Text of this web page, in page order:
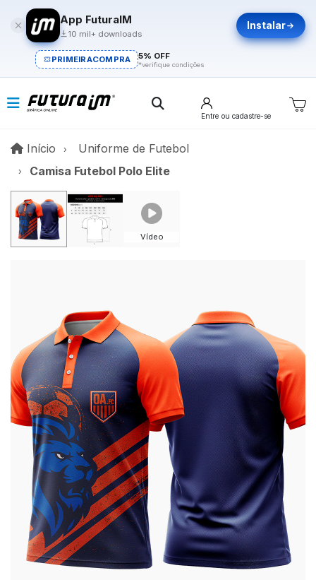
App FuturaIM
10 mil+ downloads
Instalar
PRIMEIRACOMPRA 5% OFF
*verifique condições
Entre ou cadastre-se
Início InícioUniforme de Futebol
Camisa Futebol Polo Elite
Vídeo